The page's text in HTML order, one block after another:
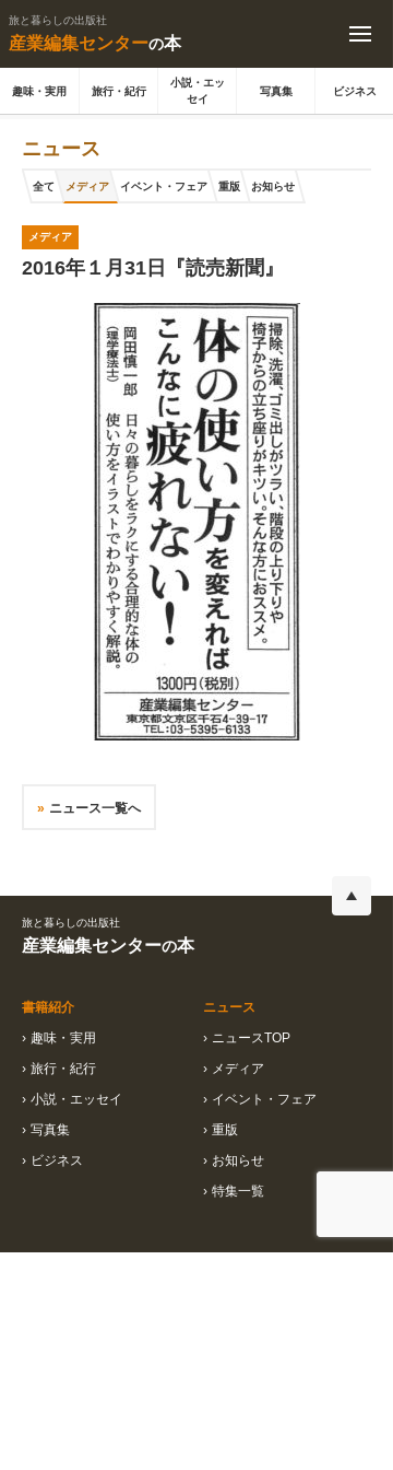
旅と暮らしの出版社
産業編集センターの本
趣味・実用 旅行・紀行
小説・エッ
セイ
写真集 ビジネス
ニュース
全て メディア イベント・フェア 重版 お知らせ
メディア
2016年１月31日『読売新聞』
ニュース一覧へ
旅と暮らしの出版社
産業編集センターの本
書籍紹介
› 趣味・実用
› 旅行・紀行
› 小説・エッセイ
› 写真集
› ビジネス
ニュース
› ニュースTOP
› メディア
› イベント・フェア
› 重版
› お知らせ
› 特集一覧